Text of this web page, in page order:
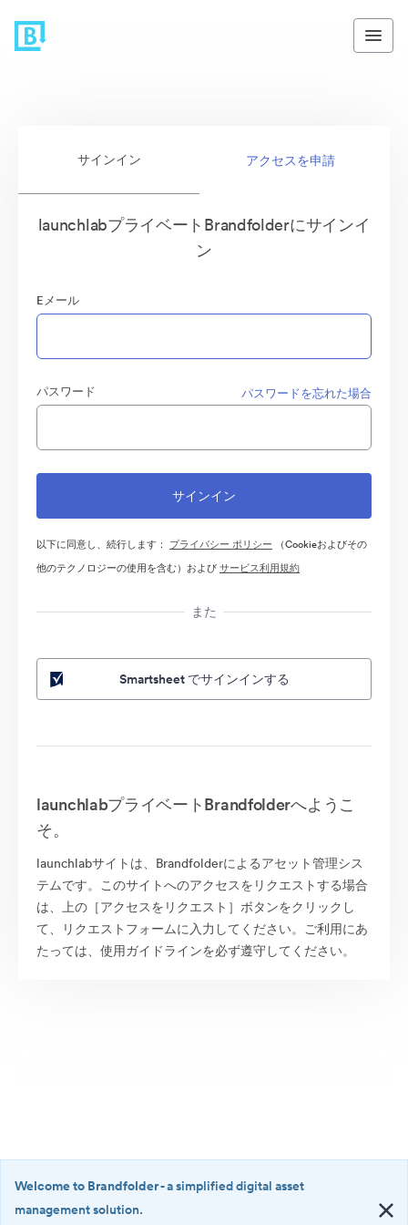
サインイン アクセスを申請
launchlabプライベートBrandfolderにサインイ
ン
Eメール
パスワード パスワードを忘れた場合
以下に同意し、続行します： プライバシー ポリシー （Cookieおよびその
他のテクノロジーの使用を含む）およびサービス利用規約
また
Smartsheet でサインインする
launchlabプライベートBrandfolderへようこ
そ。
launchlabサイトは、Brandfolderによるアセット管理シス
テムです。このサイトへのアクセスをリクエストする場合
は、上の［アクセスをリクエスト］ボタンをクリックし
て、リクエストフォームに入力してください。ご利用にあ
たっては、使用ガイドラインを必ず遵守してください。
Welcome to Brandfolder- a simplified digital asset
management solution.